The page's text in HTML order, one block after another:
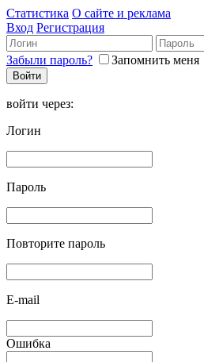
Статистика О сайте и реклама
Вход Регистрация
Забыли пароль? Запомнить меня
войти через:
Логин
Пароль
Повторите пароль
E-mail
Ошибка